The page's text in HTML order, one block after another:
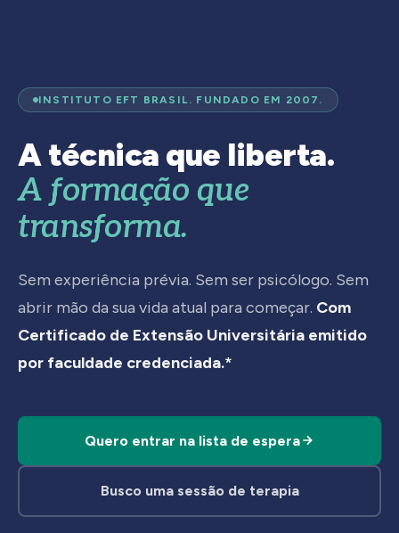
INSTITUTO EFT BRASIL. FUNDADO EM 2007.
A técnica que liberta.
A formação que
transforma.
Sem experiência prévia. Sem ser psicólogo. Sem
abrir mão da sua vida atual para começar. Com
Certificado de Extensão Universitária emitido
por faculdade credenciada.*
Quero entrar na lista de espera
Busco uma sessão de terapia